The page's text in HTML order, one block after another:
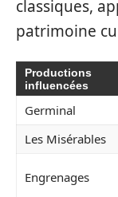
classiques,
patrimoine
Productions
influencées
Germinal
Les Misérables
Engrenages